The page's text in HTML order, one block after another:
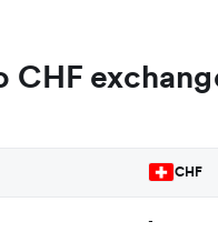
CHF
CHF
-